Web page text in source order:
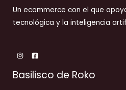
Un ecommerce con el que
tecnológica y la inteligencia
Basilisco de Roko